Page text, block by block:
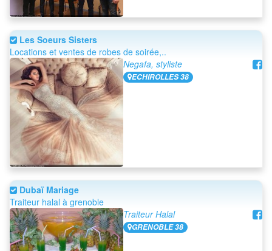
Les Soeurs Sisters
Locations et ventes de robes de soirée,..
Negafa, styliste
ECHIROLLES 38
Dubaï Mariage
Traiteur halal à grenoble
Traiteur Halal
GRENOBLE 38